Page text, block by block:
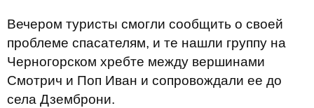
Вечером туристы смогли сообщить о своей
проблеме спасателям, и те нашли группу на
Черногорском хребте между вершинами
Смотрич и Поп Иван и сопровождали ее до
села Дземброни.